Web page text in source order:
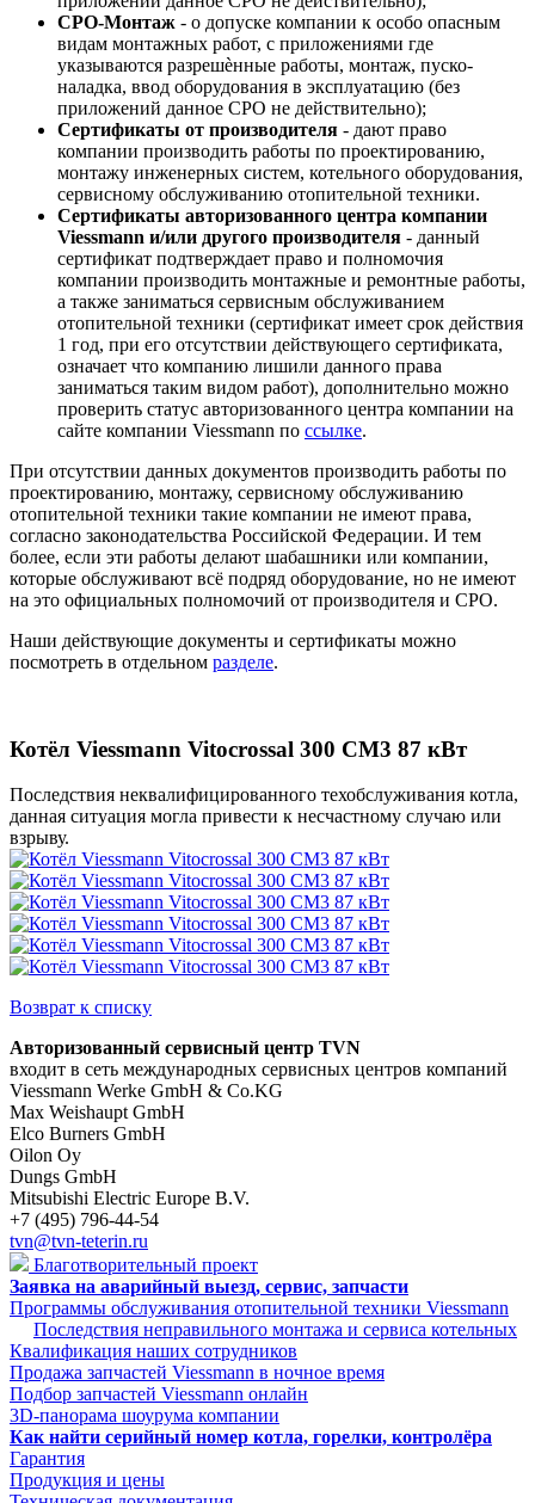
СРО-Монтаж - о допуске компании к особо опасным
видам монтажных работ, с приложениями где
указываются разрешѐнные работы, монтаж, пуско-
наладка, ввод оборудования в эксплуатацию (без
приложений данное СРО не действительно);
Сертификаты от производителя - дают право
компании производить работы по проектированию,
монтажу инженерных систем, котельного оборудования,
сервисному обслуживанию отопительной техники.
Сертификаты авторизованного центра компании
Viessmann и/или другого производителя - данный
сертификат подтверждает право и полномочия
компании производить монтажные и ремонтные работы,
а также заниматься сервисным обслуживанием
отопительной техники (сертификат имеет срок действия
1 год, при его отсутствии действующего сертификата,
означает что компанию лишили данного права
заниматься таким видом работ), дополнительно можно
проверить статус авторизованного центра компании на
сайте компании Viessmann по ссылке.
При отсутствии данных документов производить работы по
проектированию, монтажу, сервисному обслуживанию
отопительной техники такие компании не имеют права,
согласно законодательства Российской Федерации. И тем
более, если эти работы делают шабашники или компании,
которые обслуживают всё подряд оборудование, но не имеют
на это официальных полномочий от производителя и СРО.
Наши действующие документы и сертификаты можно
посмотреть в отдельном разделе.
Котёл Viessmann Vitocrossal 300 CM3 87 кВт
Последствия неквалифицированного техобслуживания котла,
данная ситуация могла привести к несчастному случаю или
взрыву.
Возврат к списку
Авторизованный сервисный центр TVN
входит в сеть международных сервисных центров компаний
Viessmann Werke GmbH & Co.KG
Max Weishaupt GmbH
Elco Burners GmbH
Oilon Oy
Dungs GmbH
Mitsubishi Electric Europe B.V.
+7 (495) 796-44-54
tvn@tvn-teterin.ru
Благотворительный проект
Заявка на аварийный выезд, сервис, запчасти
Программы обслуживания отопительной техники Viessmann
Последствия неправильного монтажа и сервиса котельных
Квалификация наших сотрудников
Продажа запчастей Viessmann в ночное время
Подбор запчастей Viessmann онлайн
3D-панорама шоурума компании
Как найти серийный номер котла, горелки, контролёра
Гарантия
Продукция и цены